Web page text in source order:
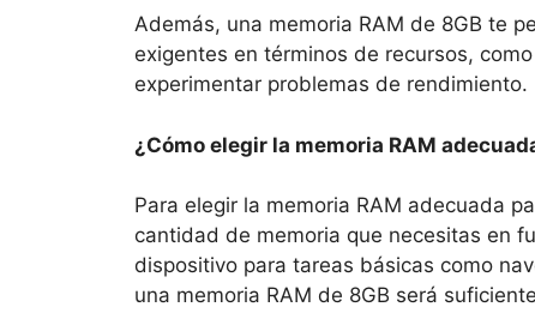
Además, una memoria RAM de 8GB te
exigentes en términos de recursos,
experimentar problemas de rendimiento.
¿Cómo elegir la memoria RAM
Para elegir la memoria RAM adecuada
cantidad de memoria que necesitas en
dispositivo para tareas básicas como
una memoria RAM de 8GB será